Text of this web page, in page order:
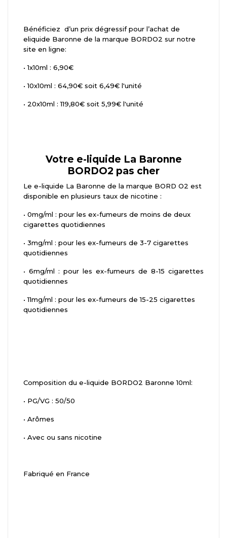
Bénéficiez d’un prix dégressif pour l’achat de
eliquide Baronne de la marque BORDO2 sur notre
site en ligne:
• 1x10ml : 6,90€
• 10x10ml : 64,90€ soit 6,49€ l'unité
• 20x10ml : 119,80€ soit 5,99€ l'unité
Votre e-liquide La Baronne
BORDO2 pas cher
Le e-liquide La Baronne de la marque BORD O2 est
disponible en plusieurs taux de nicotine :
• 0mg/ml : pour les ex-fumeurs de moins de deux
cigarettes quotidiennes
• 3mg/ml : pour les ex-fumeurs de 3-7 cigarettes
quotidiennes
• 6mg/ml : pour les ex-fumeurs de 8-15 cigarettes
quotidiennes
• 11mg/ml : pour les ex-fumeurs de 15-25 cigarettes
quotidiennes
Composition du e-liquide BORDO2 Baronne 10ml:
• PG/VG : 50/50
• Arômes
• Avec ou sans nicotine
Fabriqué en France